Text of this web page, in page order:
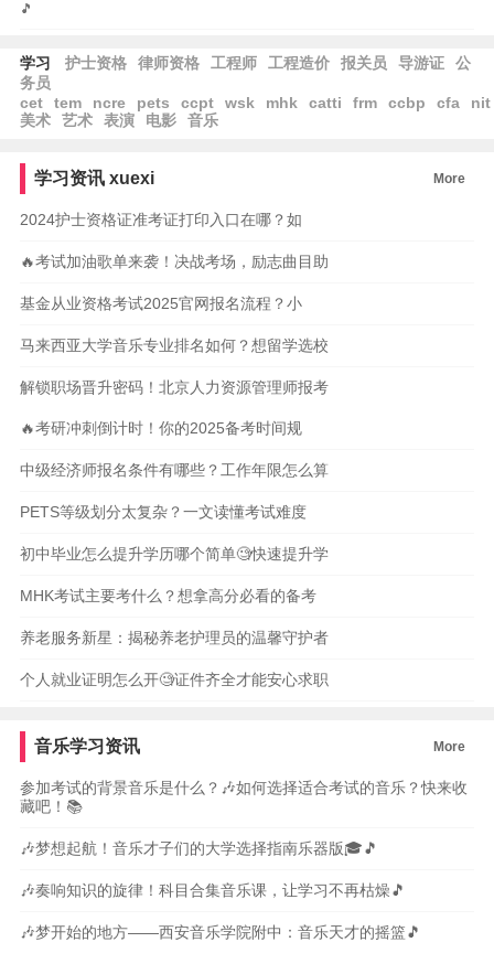
🎵
学习 护士资格 律师资格 工程师 工程造价 报关员 导游证
公
务员
cet
tem ncre pets ccpt wsk mhk catti frm ccbp cfa
nit
美术
艺术 表演 电影 音乐
学习资讯 xuexi More
2024护士资格证准考证打印入口在哪？如
🔥考试加油歌单来袭！决战考场，励志曲目助
基金从业资格考试2025官网报名流程？小
马来西亚大学音乐专业排名如何？想留学选校
解锁职场晋升密码！北京人力资源管理师报考
🔥考研冲刺倒计时！你的2025备考时间规
中级经济师报名条件有哪些？工作年限怎么算
PETS等级划分太复杂？一文读懂考试难度
初中毕业怎么提升学历哪个简单🧐快速提升学
MHK考试主要考什么？想拿高分必看的备考
养老服务新星：揭秘养老护理员的温馨守护者
个人就业证明怎么开🧐证件齐全才能安心求职
音乐学习资讯 More
参加考试的背景音乐是什么？🎶如何选择适合考试的音乐？快来收
藏吧！📚
🎶梦想起航！音乐才子们的大学选择指南乐器版🎓🎵
🎶奏响知识的旋律！科目合集音乐课，让学习不再枯燥🎵
🎶梦开始的地方——西安音乐学院附中：音乐天才的摇篮🎵